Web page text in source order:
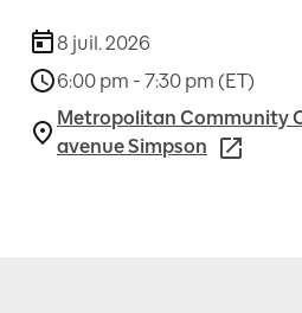
8 juil. 2026
6:00 pm - 7:30 pm (ET)
Metropolitan Community
avenue Simpson